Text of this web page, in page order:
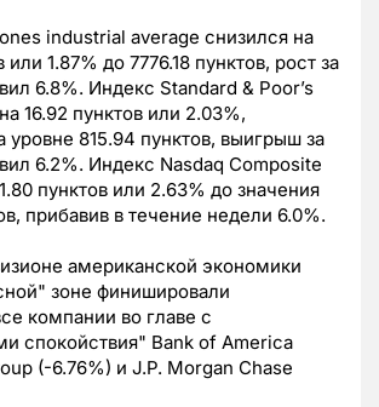
industrial average снизился на
или 1.87% до 7776.18 пунктов, рост за
6.8%. Индекс Standard & Poor’s
16.92 пунктов или 2.03%,
уровне 815.94 пунктов, выигрыш за
6.2%. Индекс Nasdaq Composite
пунктов или 2.63% до значения
прибавив в течение недели 6.0%.
американской экономики
зоне финишировали
компании во главе с
спокойствия" Bank of America
(-6.76%) и J.P. Morgan Chase